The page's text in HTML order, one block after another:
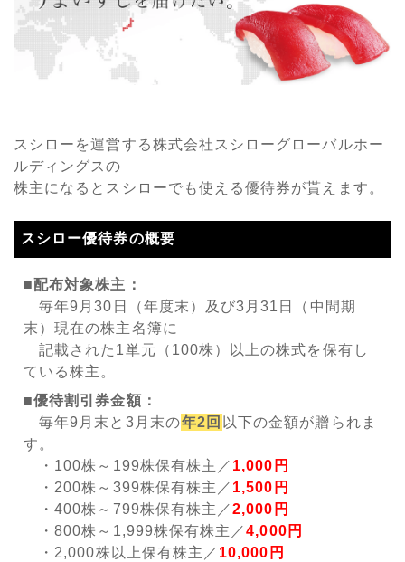
スシローを運営する株式会社スシローグローバルホー
ルディングスの
株主になるとスシローでも使える優待券が貰えます。
スシロー優待券の概要
■配布対象株主：
毎年9月30日（年度末）及び3月31日（中間期
末）現在の株主名簿に
記載された1単元（100株）以上の株式を保有し
ている株主。
■優待割引券金額：
毎年9月末と3月末の年2回 以下の金額が贈られま
す。
・100株～199株保有株主／ 1,000円
・200株～399株保有株主／ 1,500円
・400株～799株保有株主／2,000円
・800株～1,999株保有株主／4,000円
・2,000株以上保有株主／ 10,000円